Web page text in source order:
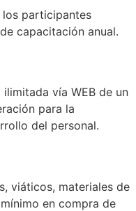
participantes
capacitación anual.
vía WEB de un
para la
del personal.
viáticos, materiales de
en compra de